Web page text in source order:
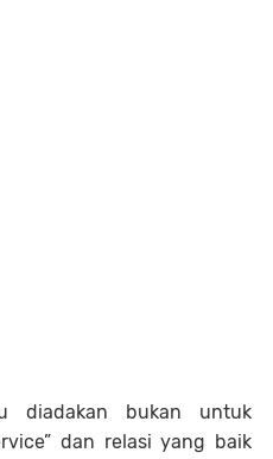
diadakan bukan untuk
dan relasi yang baik